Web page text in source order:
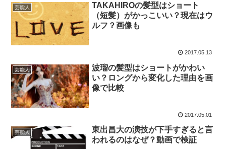
芸能人
TAKAHIROの髪型はショート
（短髪）がかっこいい？現在はウ
ルフ？画像も
2017.05.13
芸能人
波瑠の髪型はショートがかわい
い？ロングから変化した理由を画
像で比較
2017.05.01
芸能人
東出昌大の演技が下手すぎると言
われるのはなぜ？動画で検証